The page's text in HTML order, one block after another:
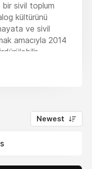
bir sivil toplum
kültürünü
ve sivil
amacıyla 2014
iklim krizi,
eşitliği ve
Eğitim’,
Temiz
‘İklim Eylemi’,
etmektedir.
Newest